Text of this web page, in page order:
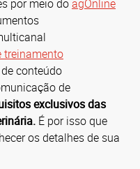
por meio doagOnline
treinamento
conteúdo
de
exclusivos das
É por isso que
os detalhes de sua